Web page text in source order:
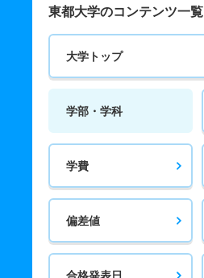
東都大学のコンテンツ一覧
大学トップ
学部・学科
学費
偏差値
合格発表日